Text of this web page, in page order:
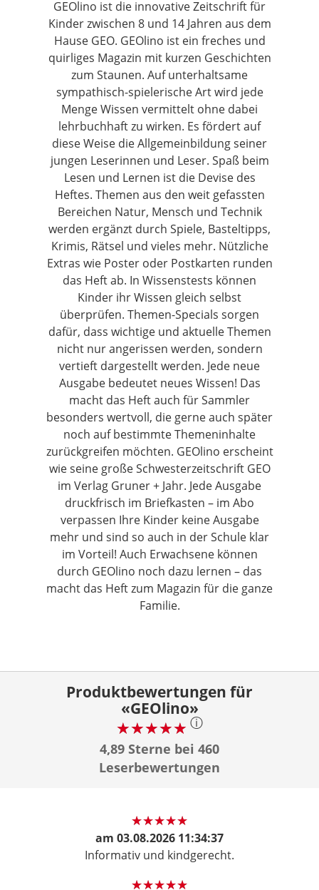
GEOlino ist die innovative Zeitschrift für
Kinder zwischen 8 und 14 Jahren aus dem
Hause GEO. GEOlino ist ein freches und
quirliges Magazin mit kurzen Geschichten
zum Staunen. Auf unterhaltsame
sympathisch-spielerische Art wird jede
Menge Wissen vermittelt ohne dabei
lehrbuchhaft zu wirken. Es fördert auf
diese Weise die Allgemeinbildung seiner
jungen Leserinnen und Leser. Spaß beim
Lesen und Lernen ist die Devise des
Heftes. Themen aus den weit gefassten
Bereichen Natur, Mensch und Technik
werden ergänzt durch Spiele, Basteltipps,
Krimis, Rätsel und vieles mehr. Nützliche
Extras wie Poster oder Postkarten runden
das Heft ab. In Wissenstests können
Kinder ihr Wissen gleich selbst
überprüfen. Themen-Specials sorgen
dafür, dass wichtige und aktuelle Themen
nicht nur angerissen werden, sondern
vertieft dargestellt werden. Jede neue
Ausgabe bedeutet neues Wissen! Das
macht das Heft auch für Sammler
besonders wertvoll, die gerne auch später
noch auf bestimmte Themeninhalte
zurückgreifen möchten. GEOlino erscheint
wie seine große Schwesterzeitschrift GEO
im Verlag Gruner + Jahr. Jede Ausgabe
druckfrisch im Briefkasten – im Abo
verpassen Ihre Kinder keine Ausgabe
mehr und sind so auch in der Schule klar
im Vorteil! Auch Erwachsene können
durch GEOlino noch dazu lernen – das
macht das Heft zum Magazin für die ganze
Familie.
Produktbewertungen für
«GEOlino»
ⓘ
4,89 Sterne bei 460
Leserbewertungen
am 03.08.2026 11:34:37
Informativ und kindgerecht.